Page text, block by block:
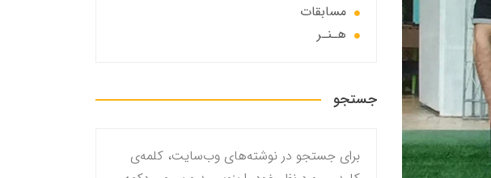
مسابقات
هـنـر
جستجو
برای جستجو در نوشته‌های وب‌سایت، کلمه‌ی